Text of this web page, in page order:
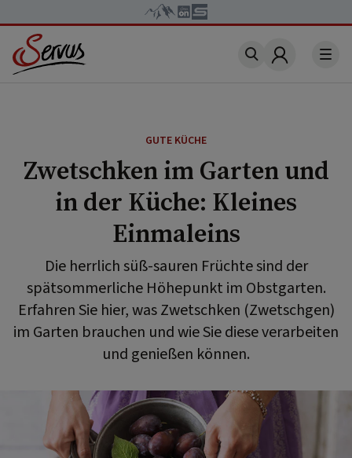
Account
GUTE KÜCHE
Zwetschken im Garten und
in der Küche: Kleines
Einmaleins
Die herrlich süß-sauren Früchte sind der
spätsommerliche Höhepunkt im Obstgarten.
Erfahren Sie hier, was Zwetschken (Zwetschgen)
im Garten brauchen und wie Sie diese verarbeiten
und genießen können.